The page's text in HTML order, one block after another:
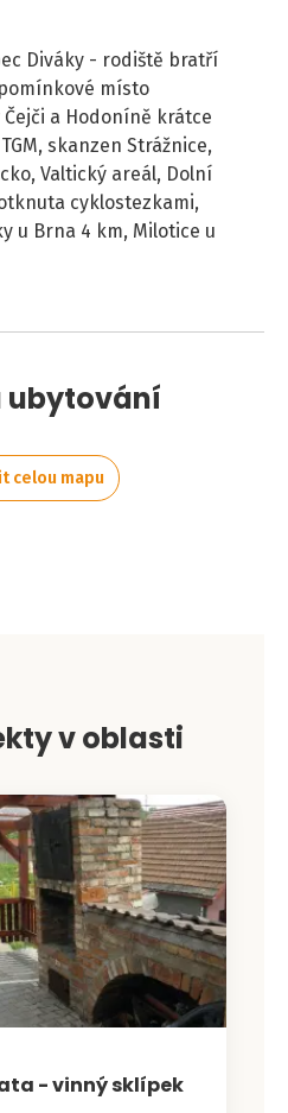
Diváky - rodiště bratří
místo
a Hodoníně krátce
skanzen Strážnice,
Valtický areál, Dolní
cyklostezkami,
u Brna 4 km, Milotice u
ubytování
celou mapu
v oblasti
- vinný sklípek